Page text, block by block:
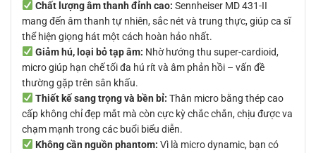
Chất lượng âm thanh đỉnh cao: Sennheiser MD 431-II
mang đến âm thanh tự nhiên, sắc nét và trung thực, giúp ca sĩ
thể hiện giọng hát một cách hoàn hảo nhất.
Giảm hú, loại bỏ tạp âm: Nhờ hướng thu super-cardioid,
micro giúp hạn chế tối đa hú rít và âm phản hồi – vấn đề
thường gặp trên sân khấu.
Thiết kế sang trọng và bền bỉ: Thân micro bằng thép cao
cấp không chỉ đẹp mắt mà còn cực kỳ chắc chắn, chịu được va
chạm mạnh trong các buổi biểu diễn.
Không cần nguồn phantom: Vì là micro dynamic, bạn có